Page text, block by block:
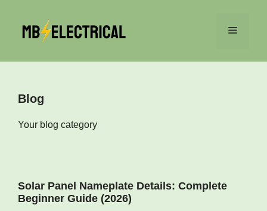
content
Menu
Blog
Your blog category
Solar Panel Nameplate Details: Complete
Beginner Guide (2026)